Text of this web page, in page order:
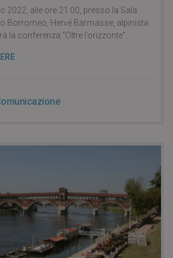
2022, alle ore 21:00, presso la Sala
Borromeo, Hervé Barmasse, alpinista
la conferenza “Oltre l’orizzonte”.